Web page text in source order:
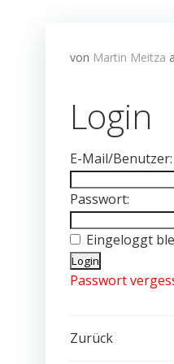
von Martin Meitza
Login
E-Mail/Benutzer:
Passwort:
Eingeloggt
Passwort
Post
Zurück